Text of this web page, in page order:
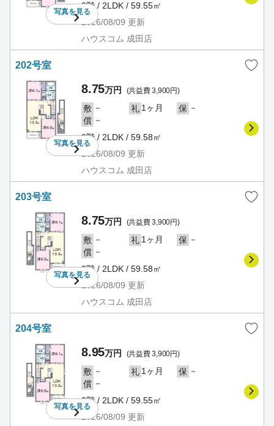
写真を見る
2階 / 2LDK / 59.55㎡
2026/08/09 更新
ハウスコム 成田店
202号室
写真を見る
8.75万円 (共益費 3,900円)
敷 － 礼 1ヶ月 保 －
償 －
2階 / 2LDK / 59.58㎡
2026/08/09 更新
ハウスコム 成田店
203号室
写真を見る
8.75万円 (共益費 3,900円)
敷 － 礼 1ヶ月 保 －
償 －
2階 / 2LDK / 59.58㎡
2026/08/09 更新
ハウスコム 成田店
204号室
写真を見る
8.95万円 (共益費 3,900円)
敷 － 礼 1ヶ月 保 －
償 －
2階 / 2LDK / 59.55㎡
2026/08/09 更新